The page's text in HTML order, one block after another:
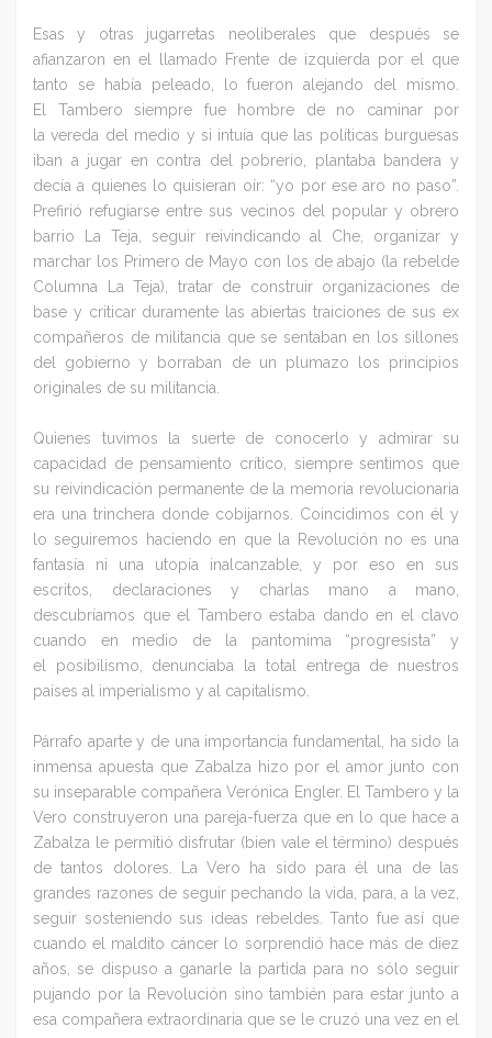
Esas y otras jugarretas neoliberales que después se
afianzaron en el llamado Frente de izquierda por el que
tanto se había peleado, lo fueron alejando del mismo.
El Tambero siempre fue hombre de no caminar por
la vereda del medio y si intuía que las políticas burguesas
iban a jugar en contra del pobrerío, plantaba bandera y
decía a quienes lo quisieran oír: “yo por ese aro no paso”.
Prefirió refugiarse entre sus vecinos del popular y obrero
barrio La Teja, seguir reivindicando al Che, organizar y
marchar los Primero de Mayo con los de abajo (la rebelde
Columna La Teja), tratar de construir organizaciones de
base y criticar duramente las abiertas traiciones de sus ex
compañeros de militancia que se sentaban en los sillones
del gobierno y borraban de un plumazo los principios
originales de su militancia.
Quienes tuvimos la suerte de conocerlo y admirar su
capacidad de pensamiento crítico, siempre sentimos que
su reivindicación permanente de la memoria revolucionaria
era una trinchera donde cobijarnos. Coincidimos con él y
lo seguiremos haciendo en que la Revolución no es una
fantasía ni una utopía inalcanzable, y por eso en sus
escritos, declaraciones y charlas mano a mano,
descubríamos que el Tambero estaba dando en el clavo
cuando en medio de la pantomima “progresista” y
el posibilismo, denunciaba la total entrega de nuestros
países al imperialismo y al capitalismo.
Párrafo aparte y de una importancia fundamental, ha sido la
inmensa apuesta que Zabalza hizo por el amor junto con
su inseparable compañera Verónica Engler. El Tambero y la
Vero construyeron una pareja-fuerza que en lo que hace a
Zabalza le permitió disfrutar (bien vale el término) después
de tantos dolores. La Vero ha sido para él una de las
grandes razones de seguir pechando la vida, para, a la vez,
seguir sosteniendo sus ideas rebeldes. Tanto fue así que
cuando el maldito cáncer lo sorprendió hace más de diez
años, se dispuso a ganarle la partida para no sólo seguir
pujando por la Revolución sino también para estar junto a
esa compañera extraordinaria que se le cruzó una vez en el